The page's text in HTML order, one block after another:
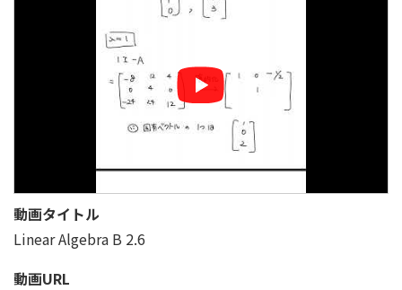
動画タイトル
Linear Algebra B 2.6
動画URL